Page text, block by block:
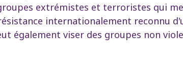
extrémistes et terroristes qui
internationalement reconnu
également viser des groupes non